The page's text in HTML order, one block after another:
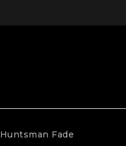
Huntsman Fade